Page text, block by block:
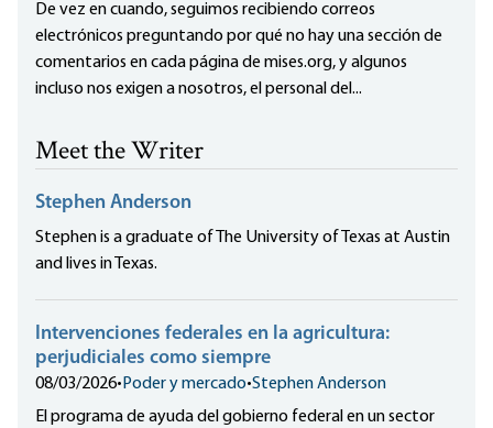
De vez en cuando, seguimos recibiendo correos
electrónicos preguntando por qué no hay una sección de
comentarios en cada página de mises.org, y algunos
incluso nos exigen a nosotros, el personal del...
Meet the Writer
Stephen Anderson
Stephen is a graduate of The University of Texas at Austin
and lives in Texas.
Intervenciones federales en la agricultura:
perjudiciales como siempre
08/03/2026• Poder y mercado•Stephen Anderson
El programa de ayuda del gobierno federal en un sector